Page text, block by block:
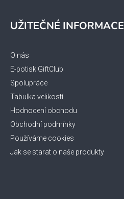
i
s
UŽITEČNÉ INFORMACE
O nás
E-potisk GiftClub
Spolupráce
Tabulka velikostí
Hodnocení obchodu
Obchodní podmínky
Používáme cookies
Jak se starat o naše produkty